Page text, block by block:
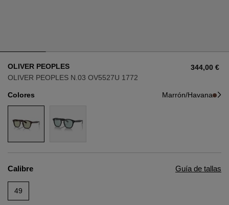
AVIADOR
OJO DE GATO
RECTANGULAR/CUADRADA
REDONDA/OVALADA
AVIADOR
OJO DE GATO
RECTANGULAR/CUADRADA
REDONDA/OVALADA
OLIVER PEOPLES
OLIVER PEOPLES N.03 OV5527U 1772
344,00 €
Colores Marrón/Havana
Calibre Guía de tallas
49